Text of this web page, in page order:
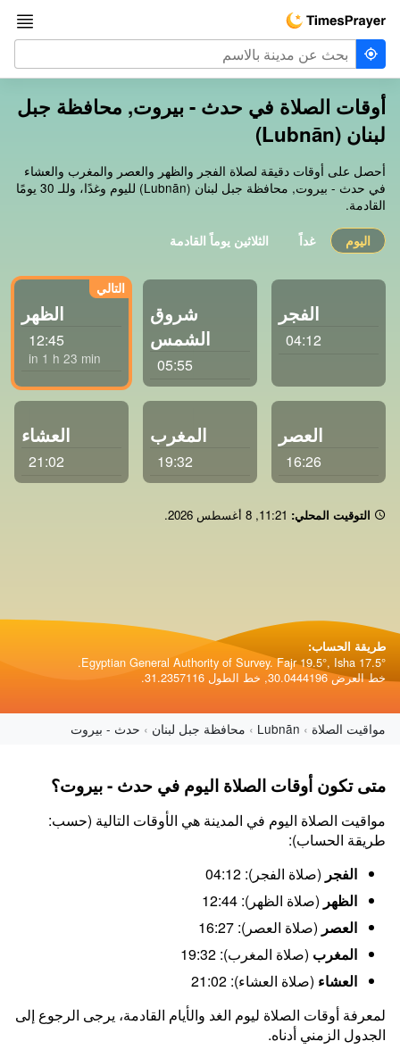
أوقات الصلاة في حدث - بيروت, محافظة جبل
لبنان (Lubnān)
أحصل على أوقات دقيقة لصلاة الفجر والظهر والعصر والمغرب والعشاء
في حدث - بيروت, محافظة جبل لبنان (Lubnān) لليوم وغدًا، وللـ 30 يومًا
القادمة.
اليوم غداً الثلاثين يوماً القادمة
الفجر
04:12
شروق
الشمس
05:55
الظهر
12:45
in 1 h 23 min
العصر
16:26
المغرب
19:32
العشاء
21:02
التوقيت المحلي: 11:21
, 8 أغسطس 2026 .
طريقة الحساب:
Egyptian General Authority of Survey. Fajr 19.5°, Isha 17.5°.
خط العرض 30.0444196, خط الطول 31.2357116.
مواقيت الصلاة Lubnān محافظة جبل لبنان حدث - بيروت
متى تكون أوقات الصلاة اليوم في حدث - بيروت؟
مواقيت الصلاة اليوم في المدينة هي الأوقات التالية (حسب:
طريقة الحساب):
الفجر (صلاة الفجر): 04:12
الظهر (صلاة الظهر): 12:44
العصر (صلاة العصر): 16:27
المغرب (صلاة المغرب): 19:32
العشاء (صلاة العشاء): 21:02
لمعرفة أوقات الصلاة ليوم الغد والأيام القادمة، يرجى الرجوع إلى
الجدول الزمني أدناه.